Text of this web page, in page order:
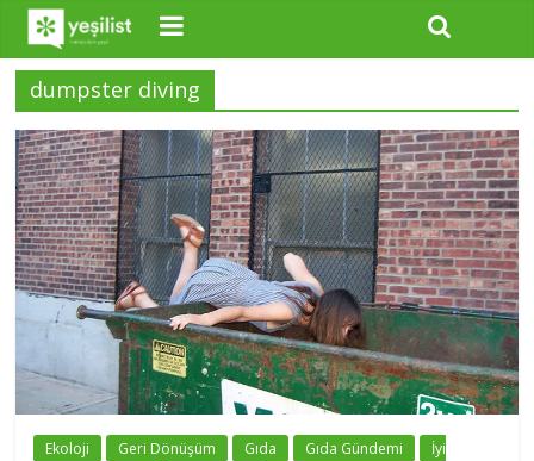
dumpster diving
Ekoloji Geri Dönüşüm Gıda Gıda Gündemi
İyi